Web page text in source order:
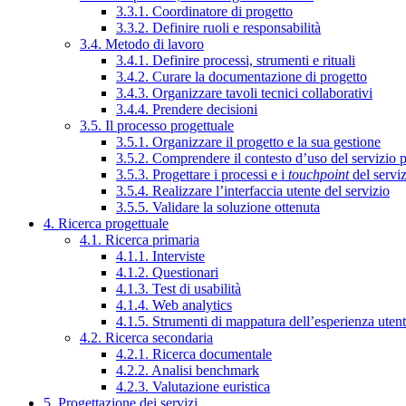
3.3.1. Coordinatore di progetto
3.3.2. Definire ruoli e responsabilità
3.4. Metodo di lavoro
3.4.1. Definire processi, strumenti e rituali
3.4.2. Curare la documentazione di progetto
3.4.3. Organizzare tavoli tecnici collaborativi
3.4.4. Prendere decisioni
3.5. Il processo progettuale
3.5.1. Organizzare il progetto e la sua gestione
3.5.2. Comprendere il contesto d’uso del servizio
3.5.3. Progettare i processi e i touchpointdel
3.5.4. Realizzare l’interfaccia utente del servizio
3.5.5. Validare la soluzione ottenuta
4. Ricerca progettuale
4.1. Ricerca primaria
4.1.1. Interviste
4.1.2. Questionari
4.1.3. Test di usabilità
4.1.4. Web analytics
4.1.5. Strumenti di mappatura dell’esperienza
4.2. Ricerca secondaria
4.2.1. Ricerca documentale
4.2.2. Analisi benchmark
4.2.3. Valutazione euristica
5. Progettazione dei servizi